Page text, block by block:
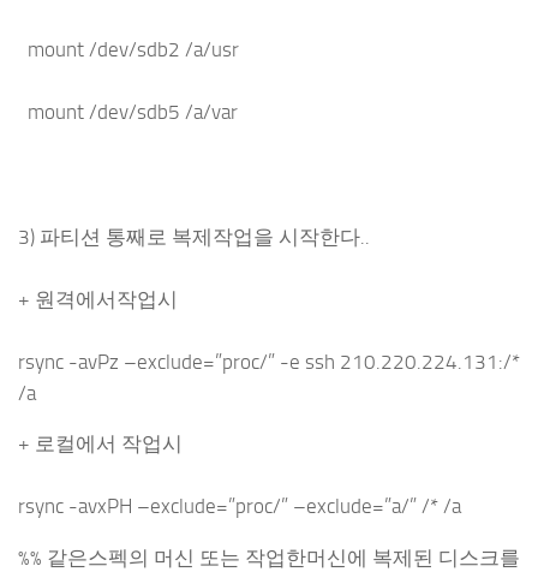
mount /dev/sdb2 /a/usr
mount /dev/sdb5 /a/var
3) 파티션 통째로 복제작업을 시작한다..
+ 원격에서작업시
rsync -avPz –exclude=”proc/” -e ssh 210.220.224.131:/*
/a
+ 로컬에서 작업시
rsync -avxPH –exclude=”proc/” –exclude=”a/” /* /a
%% 같은스펙의 머신 또는 작업한머신에 복제된 디스크를